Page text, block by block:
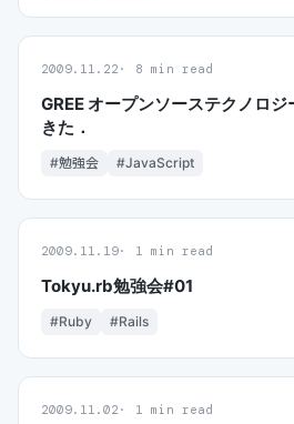
2009.11.22 8 min read
GREE オープンソーステクノロ
きた．
#勉強会 #JavaScript
2009.11.19 1 min read
Tokyu.rb勉強会#01
#Ruby #Rails
2009.11.02 1 min read